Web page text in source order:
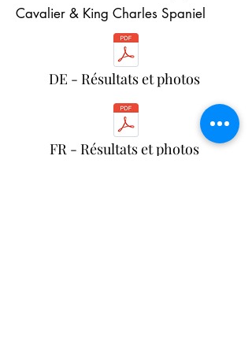
Cavalier & King Charles Spaniel
DE - Résultats et photos
FR - Résultats et photos